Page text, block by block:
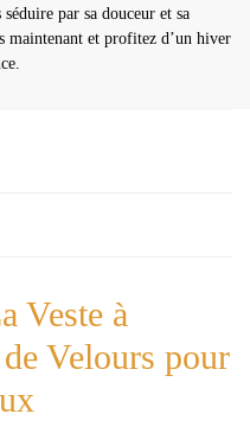
par sa douceur et sa
maintenant et profitez d’un hiver
Veste à
Velours pour